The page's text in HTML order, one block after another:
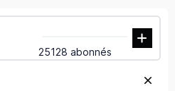
25128 abonnés